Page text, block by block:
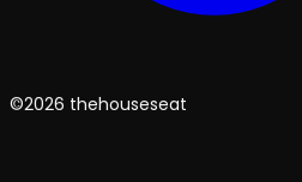
©2026 thehouseseat